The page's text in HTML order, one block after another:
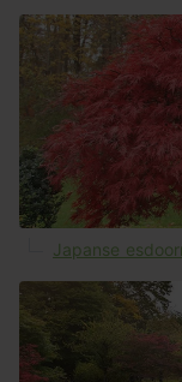
Japanse